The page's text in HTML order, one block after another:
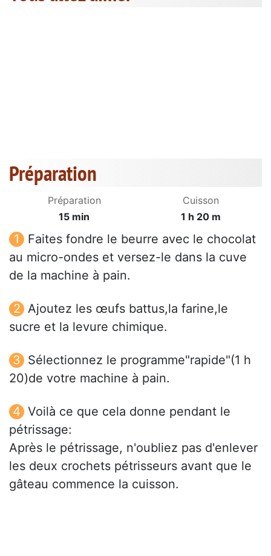
Préparation
Préparation
15 min
Cuisson
1 h 20 m
Faites fondre le beurre avec le chocolat
au micro-ondes et versez-le dans la cuve
de la machine à pain.
Ajoutez les œufs battus,la farine,le
sucre et la levure chimique.
Sélectionnez le programme"rapide"(1 h
20)de votre machine à pain.
Voilà ce que cela donne pendant le
pétrissage:
Après le pétrissage, n'oubliez pas d'enlever
les deux crochets pétrisseurs avant que le
gâteau commence la cuisson.